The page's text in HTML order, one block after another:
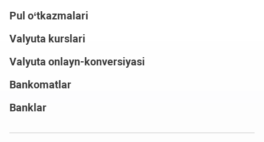
Pul o‘tkazmalari
Valyuta kurslari
Valyuta onlayn-konversiyasi
Bankomatlar
Banklar